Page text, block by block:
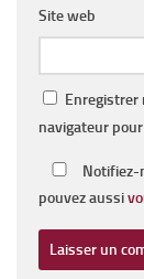
Site web
Enregistrer
navigateur
Notifiez-
pouvez aussi